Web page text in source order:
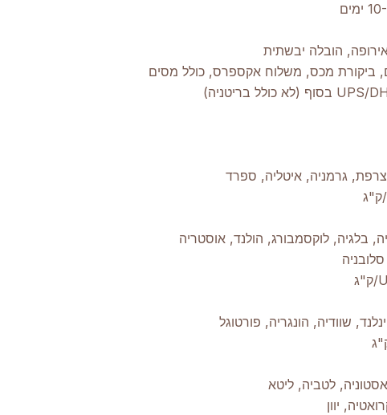
הובלה יבשתית
צרפת, גרמניה, איטליה, ספרד
בלגיה, לוקסמבורג, הולנד, אוסטריה
שוודיה, הונגריה, פורטוגל
לטביה, ליטא
יוון